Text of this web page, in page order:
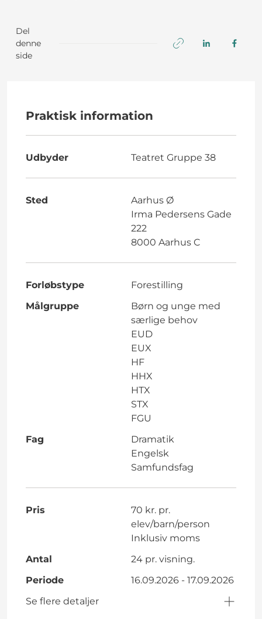
Del
denne
side
Praktisk information
Udbyder Teatret Gruppe 38
Sted
Aarhus Ø
Irma Pedersens Gade
222
8000 Aarhus C
Forløbstype
Forestilling
Målgruppe
Børn og unge med
særlige behov
EUD
EUX
HF
HHX
HTX
STX
FGU
Fag
Dramatik
Engelsk
Samfundsfag
Pris
70 kr. pr.
elev/barn/person
Inklusiv moms
Antal
24 pr. visning.
Periode
16.09.2026 - 17.09.2026
Se flere detaljer